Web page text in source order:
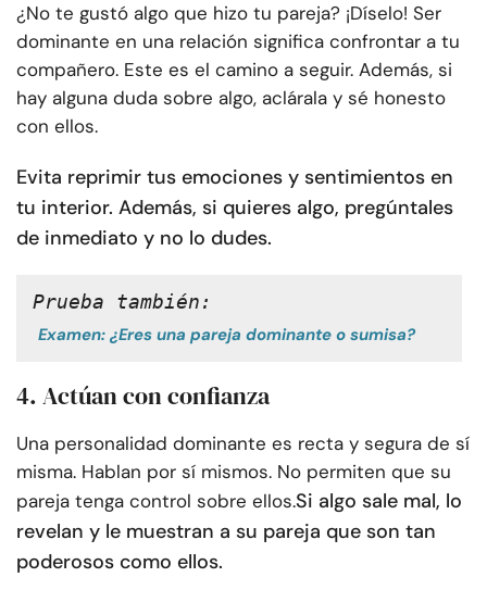
¿No te gustó algo que hizo tu pareja? ¡Díselo! Ser
dominante en una relación significa confrontar a tu
compañero. Este es el camino a seguir. Además, si
hay alguna duda sobre algo, aclárala y sé honesto
con ellos.
Evita reprimir tus emociones y sentimientos en
tu interior. Además, si quieres algo, pregúntales
de inmediato y no lo dudes.
Prueba también:
Examen: ¿Eres una pareja dominante o sumisa?
4. Actúan con confianza
Una personalidad dominante es recta y segura de sí
misma. Hablan por sí mismos. No permiten que su
pareja tenga control sobre ellos.Si algo sale mal, lo
revelan y le muestran a su pareja que son tan
poderosos como ellos.